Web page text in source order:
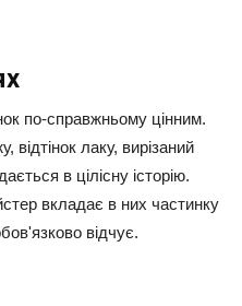
по-справжньому цінним.
відтінок лаку, вирізаний
в цілісну історію.
вкладає в них частинку
відчує.